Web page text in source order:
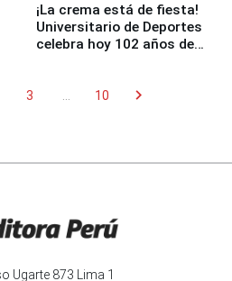
¡La crema está de fiesta!
Universitario de Deportes
celebra hoy 102 años de
3 10 chevron_right
Ugarte 873 Lima 1